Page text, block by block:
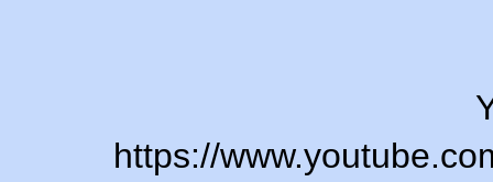
https://